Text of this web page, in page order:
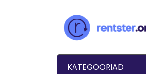
KATEGOORIAD